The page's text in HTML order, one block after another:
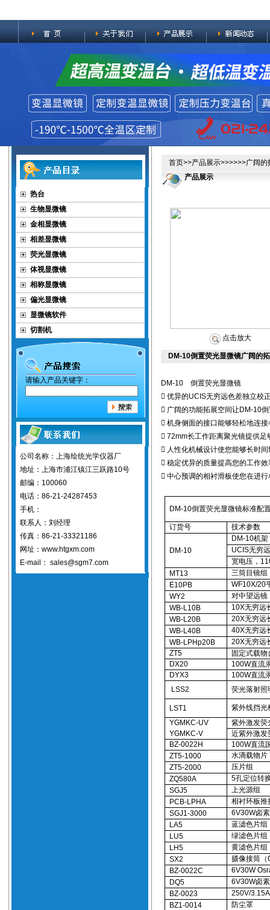
热台
生物显微镜
金相显微镜
相差显微镜
荧光显微镜
体视显微镜
相称显微镜
偏光显微镜
显微镜软件
切割机
请输入产品关键字：
公司名称：上海绘统光学仪器厂
地址：上海市浦江镇江三跃路10号
邮编：100060
电话：86-21-24287453
手机：
联系人：刘经理
传真：86-21-33321186
网址：www.htgxm.com
E-mail： sales@sgm7.com
首页>>产品展示>>>>>>广阔的
产品展示
点击放大
DM-10倒置荧光显微镜广阔的
DM-10 倒置荧光显微镜
 优异的UCIS无穷远色差独立校
 广阔的功能拓展空间让DM-10
 机身侧面的接口能够轻松地连
 72mm长工作距离聚光镜提供足
 人性化机械设计使您能够长时
 稳定优异的质量提高您的工作效
 中心预调的相衬滑板使您在进
DM-10倒置荧光显微镜标准配
订货号 技术参数
DM-10
DM-10机
UCIS无穷
宽电压，
MT13
三筒目镜
E10PB
WF10X/20
WY2
对中望远镜
WB-L10B
10X无穷远
WB-L20B
20X无穷远
WB-L40B
40X无穷远
WB-LPHp20B
20X无穷远
ZT5
固定式载
DX20
100W直流
DYX3
100W直流
LSS2
荧光落射照
LST1
紫外线挡光
YGMKC-UV
紫外激发荧
YGMKC-V
近紫外激发
BZ-0022H
100W直流
ZT5-1000
水滴载物
ZT5-2000
压片组
ZQ580A
5孔定位转
SGJ5
上光源组
PCB-LPHA
相衬环板推
SGJ1-3000
6V30W卤
LA5
蓝滤色片
LU5
绿滤色片
LH5
黄滤色片
SX2
摄像接筒（
BZ-0022C
6V30W
DQ5
6V30W卤
BZ-0023
250V/
BZ1-0014
防尘罩